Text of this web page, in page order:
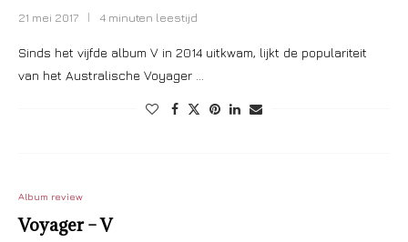
21 mei 2017 4 minuten leestijd
Sinds het vijfde album V in 2014 uitkwam, lijkt de populariteit
van het Australische Voyager …
Album review
Voyager – V